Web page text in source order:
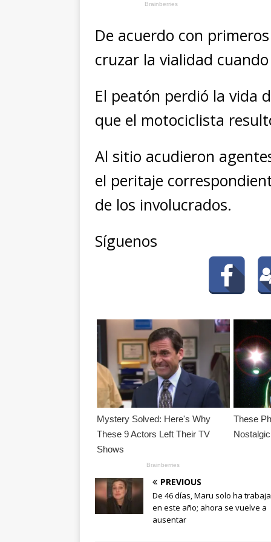
De acuerdo con
cruzar la vialidad
El peatón perdió la vida
que el motociclista
Al sitio acudieron
el peritaje
de los involucrados.
Síguenos
PREVIOUS
De 46 días, Maru solo ha
en este año; ahora se vuelve a
ausentar